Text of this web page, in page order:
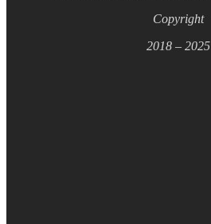
Copyright
2018 – 2025